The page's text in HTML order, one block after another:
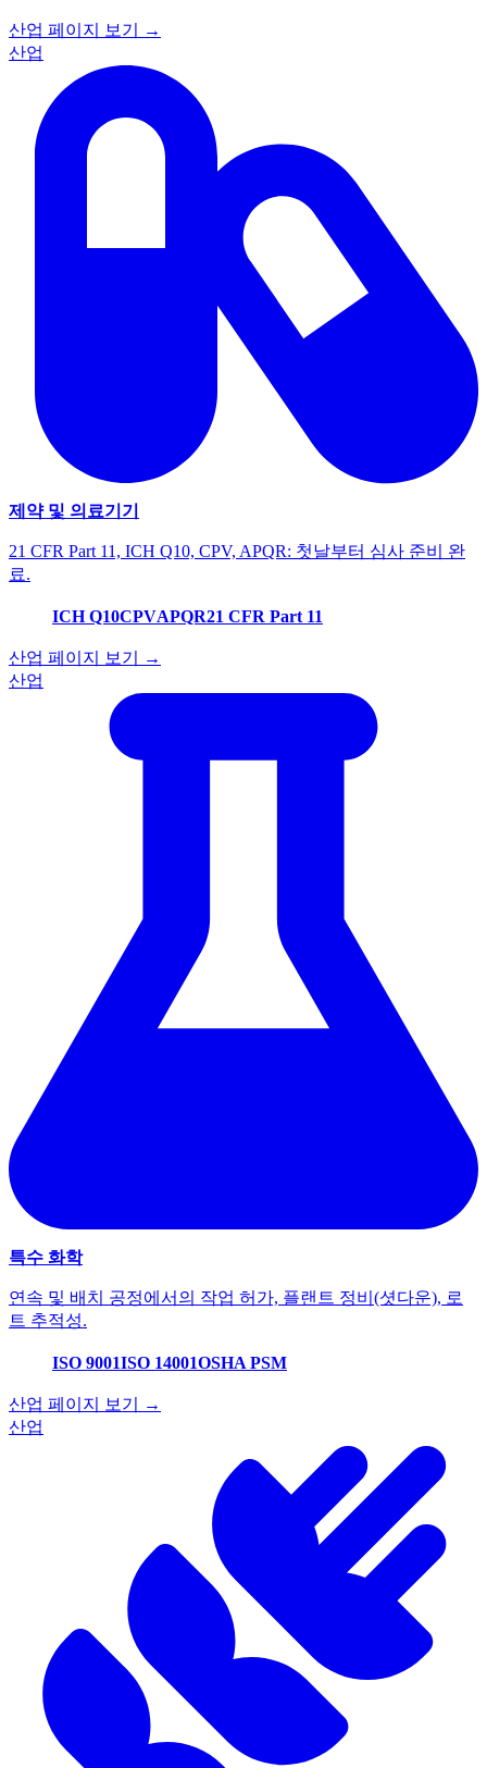
산업 페이지 보기 →
산업
제약 및 의료기기
21 CFR Part 11, ICH Q10, CPV, APQR: 첫날부터 심사 준비 완
료.
ICH Q10CPVAPQR21 CFR Part 11
산업 페이지 보기 →
산업
특수 화학
연속 및 배치 공정에서의 작업 허가, 플랜트 정비(셧다운), 로
트 추적성.
ISO 9001ISO 14001OSHA PSM
산업 페이지 보기 →
산업